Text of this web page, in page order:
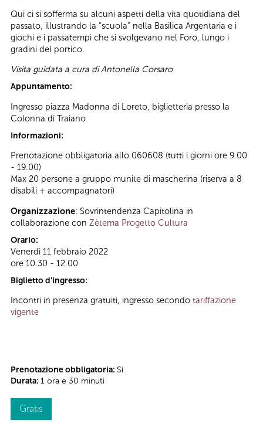
Qui ci si sofferma su alcuni aspetti della vita quotidiana del
passato, illustrando la “scuola” nella Basilica Argentaria e i
giochi e i passatempi che si svolgevano nel Foro, lungo i
gradini del portico.
Visita guidata a cura di Antonella Corsaro
Appuntamento:
Ingresso piazza Madonna di Loreto, biglietteria presso la
Colonna di Traiano
Informazioni:
Prenotazione obbligatoria allo 060608 (tutti i giorni ore 9.00
- 19.00)
Max 20 persone a gruppo munite di mascherina (riserva a 8
disabili + accompagnatori)
Organizzazione: Sovrintendenza Capitolina in
collaborazione con Zètema Progetto Cultura
Orario:
Venerdì 11 febbraio 2022
ore 10.30 - 12.00
Biglietto d'ingresso:
Incontri in presenza gratuiti, ingresso secondo tariffazione
vigente
Prenotazione obbligatoria: Sì
Durata: 1 ora e 30 minuti
Gratis